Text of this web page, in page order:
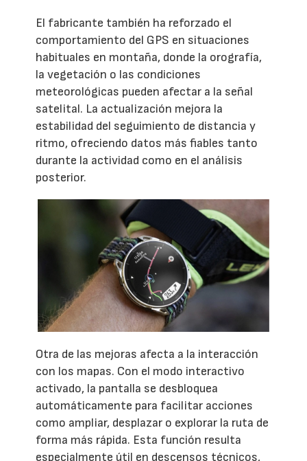
El fabricante también ha reforzado el
comportamiento del GPS en situaciones
habituales en montaña, donde la orografía,
la vegetación o las condiciones
meteorológicas pueden afectar a la señal
satelital. La actualización mejora la
estabilidad del seguimiento de distancia y
ritmo, ofreciendo datos más fiables tanto
durante la actividad como en el análisis
posterior.
Otra de las mejoras afecta a la interacción
con los mapas. Con el modo interactivo
activado, la pantalla se desbloquea
automáticamente para facilitar acciones
como ampliar, desplazar o explorar la ruta de
forma más rápida. Esta función resulta
especialmente útil en descensos técnicos,